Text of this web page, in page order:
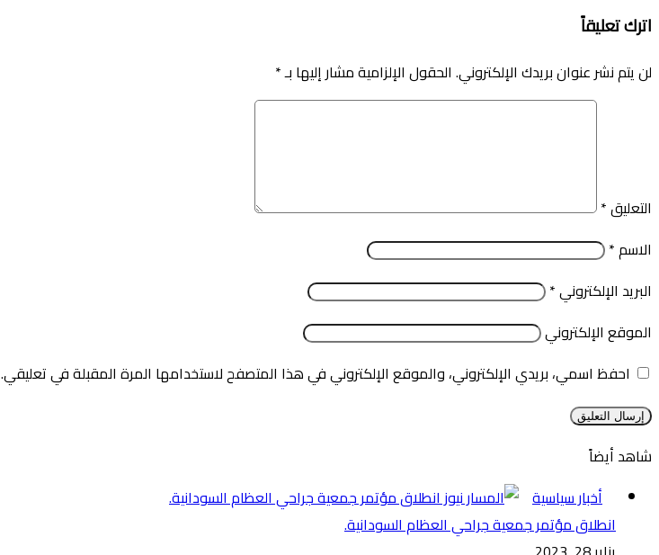
اترك تعليقاً
لن يتم نشر عنوان بريدك الإلكتروني. الحقول الإلزامية مشار إليها بـ*
التعليق*
الاسم*
البريد الإلكتروني*
الموقع الإلكتروني
احفظ اسمي، بريدي الإلكتروني، والموقع الإلكتروني في هذا المتصفح لاستخدامها المرة المقبلة في تعليقي.
شاهد أيضاً
أخبار سياسية
انطلاق مؤتمر جمعية جراحي العظام السودانية.